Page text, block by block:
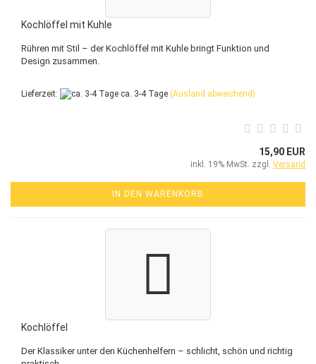
Kochlöffel mit Kuhle
Rühren mit Stil – der Kochlöffel mit Kuhle bringt Funktion und
Design zusammen.
Lieferzeit: ca. 3-4 Tage (Ausland abweichend)
15,90 EUR
inkl. 19% MwSt. zzgl. Versand
IN DEN WARENKORB
Kochlöffel
Der Klassiker unter den Küchenhelfern – schlicht, schön und richtig